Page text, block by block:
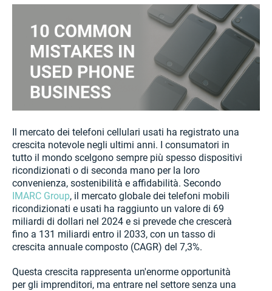
Il mercato dei telefoni cellulari usati ha registrato una
crescita notevole negli ultimi anni. I consumatori in
tutto il mondo scelgono sempre più spesso dispositivi
ricondizionati o di seconda mano per la loro
convenienza, sostenibilità e affidabilità. Secondo
IMARC Group, il mercato globale dei telefoni mobili
ricondizionati e usati ha raggiunto un valore di 69
miliardi di dollari nel 2024 e si prevede che crescerà
fino a 131 miliardi entro il 2033, con un tasso di
crescita annuale composto (CAGR) del 7,3%.
Questa crescita rappresenta un'enorme opportunità
per gli imprenditori, ma entrare nel settore senza una